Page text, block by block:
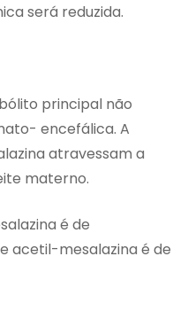
será reduzida.
principal não
encefálica. A
atravessam a
materno.
é de
acetil-mesalazina é de